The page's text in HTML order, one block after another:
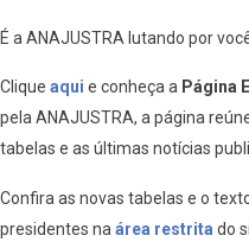
É a ANAJUSTRA lutando por
Clique aqui e conheça a Página
pela ANAJUSTRA, a página
tabelas e as últimas notícias
Confira as novas tabelas e o
presidentes na área restrita do